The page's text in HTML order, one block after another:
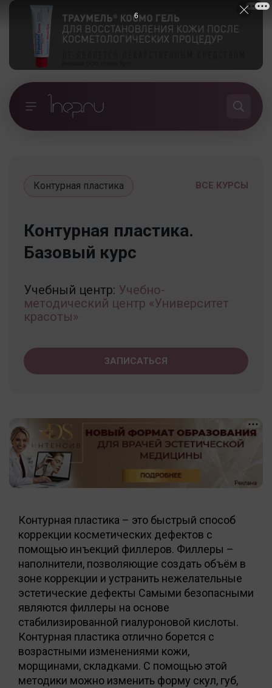
ВСЕ КУРСЫ
Контурная пластика
Контурная пластика.
Базовый курс
Учебный центр: Учебно-
методический центр «Университет
красоты»
ЗАПИСАТЬСЯ
Контурная пластика – это быстрый способ
коррекции косметических дефектов с
помощью инъекций филлеров. Филлеры –
наполнители, позволяющие создать объём в
зоне коррекции и устранить нежелательные
эстетические дефекты Самыми безопасными
являются филлеры на основе
стабилизированной гиалуроновой кислоты.
Контурная пластика отлично борется с
возрастными изменениями кожи,
морщинами, складками. С помощью этой
методики можно изменить форму скул, губ,
5